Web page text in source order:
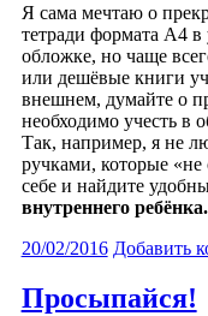
Я сама мечтаю о
тетради формата А4 в
обложке, но чаще
или дешёвые книги
внешнем, думайте о
необходимо учесть в
Так, например, я не
ручками, которые «не
себе и найдите
внутреннего ребёнка.
20/02/2016 Добавить
Просыпайся!